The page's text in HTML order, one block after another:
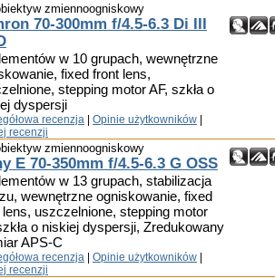
zmiennoogniskowy
70-300mm f/4.5-6.3 Di III
w 10 grupach, wewnętrzne
fixed front lens,
stepping motor AF, szkła o
dyspersji
recenzja Opinie użytkowników
recenzji
zmiennoogniskowy
E 70-350mm f/4.5-6.3 G OSS
w 13 grupach, stabilizacja
wewnętrzne ogniskowanie, fixed
lens, uszczelnione, stepping motor
o niskiej dyspersji, Zredukowany
APS-C
recenzja Opinie użytkowników
recenzji